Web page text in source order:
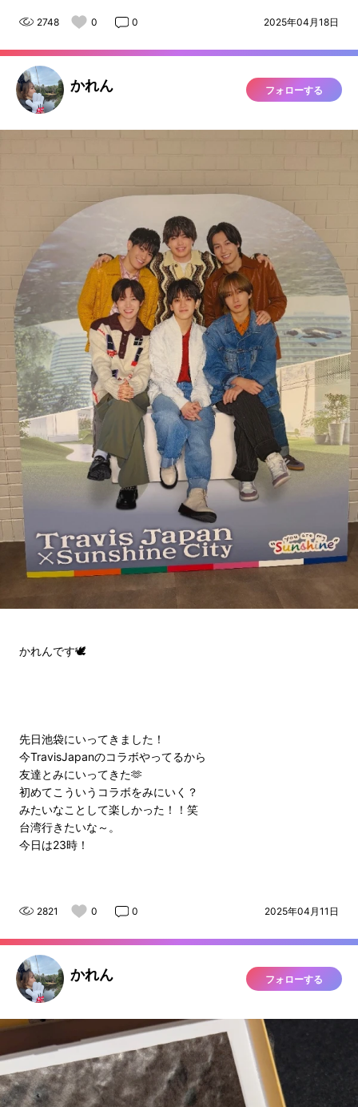
2748 0 0 2025年04月18日
かれん フォローする
かれんです🕊️
先日池袋にいってきました！
今TravisJapanのコラボやってるから
友達とみにいってきた🫶
初めてこういうコラボをみにいく？
みたいなことして楽しかった！！笑
台湾行きたいな～。
今日は23時！
2821 0 0 2025年04月11日
かれん フォローする